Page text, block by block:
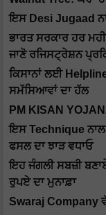
ਇਸ Desi Jugaad
ਭਾਰਤ ਸਰਕਾਰ ਹਰ
ਜਾਣੋ ਰਜਿਸਟ੍ਰੇਸ਼ਨ
ਕਿਸਾਨਾਂ ਲਈ
ਸਮੱਸਿਆਵਾਂ ਦਾ ਹੱਲ
PM KISAN
ਇਸ Technique ਨਾਲ
ਫਸਲ ਦਾ ਝਾੜ ਵਧਾਓ
ਇਹ ਜੰਗਲੀ ਸਬਜ਼ੀ
ਰੁਪਏ ਦਾ ਮੁਨਾਫ਼ਾ
Swaraj Company